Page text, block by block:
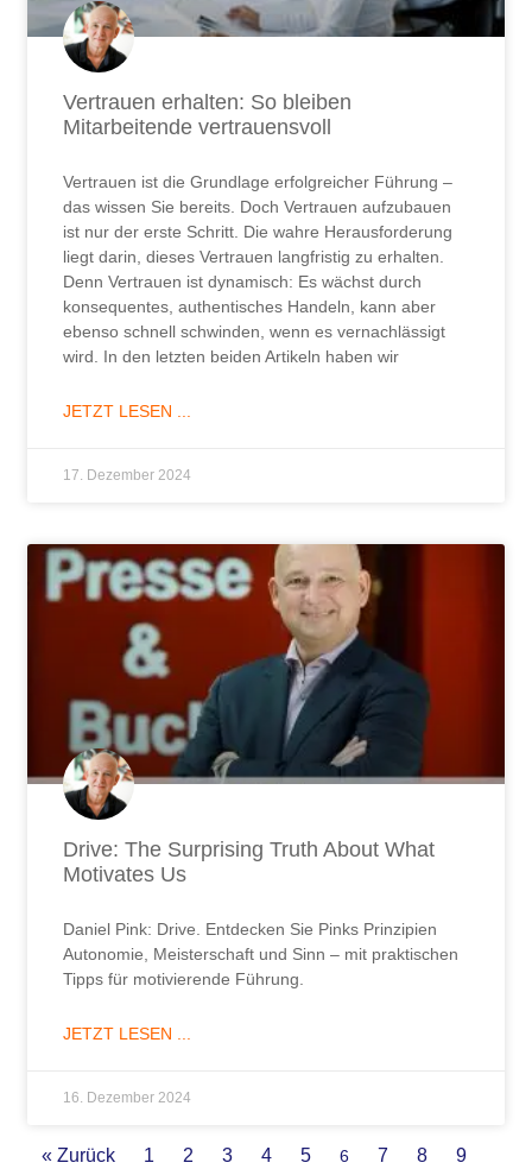
Vertrauen erhalten: So bleiben
Mitarbeitende vertrauensvoll
Vertrauen ist die Grundlage erfolgreicher Führung –
das wissen Sie bereits. Doch Vertrauen aufzubauen
ist nur der erste Schritt. Die wahre Herausforderung
liegt darin, dieses Vertrauen langfristig zu erhalten.
Denn Vertrauen ist dynamisch: Es wächst durch
konsequentes, authentisches Handeln, kann aber
ebenso schnell schwinden, wenn es vernachlässigt
wird. In den letzten beiden Artikeln haben wir
JETZT LESEN ...
17. Dezember 2024
Drive: The Surprising Truth About What
Motivates Us
Daniel Pink: Drive. Entdecken Sie Pinks Prinzipien
Autonomie, Meisterschaft und Sinn – mit praktischen
Tipps für motivierende Führung.
JETZT LESEN ...
16. Dezember 2024
« Zurück 1 2 3 4 5 6 7 8
9